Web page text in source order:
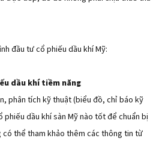
đầu tư cổ phiếu dầu khí Mỹ:
dầu khí tiềm năng
phân tích kỹ thuật (biểu đồ, chỉ báo kỹ
phiếu dầu khí sàn Mỹ nào tốt để chuẩn bị
có thể tham khảo thêm các thông tin từ